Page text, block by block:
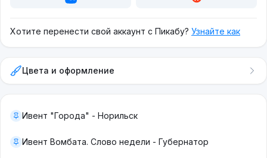
Хотите перенести свой аккаунт с Пикабу? Узнайте как
Цвета и оформление
Ивент "Города" - Норильск
Ивент Вомбата. Слово недели - Губернатор